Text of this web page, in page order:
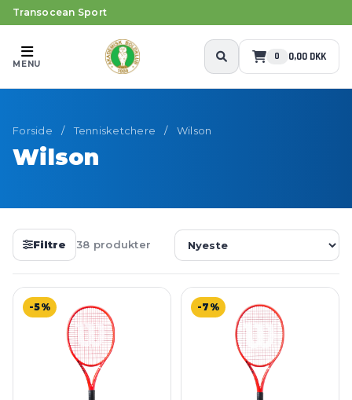
Transocean Sport
MENU
0 0,00 DKK
Forside / Tennisketchere / Wilson
Wilson
Filtre 38 produkter
-5% -7%